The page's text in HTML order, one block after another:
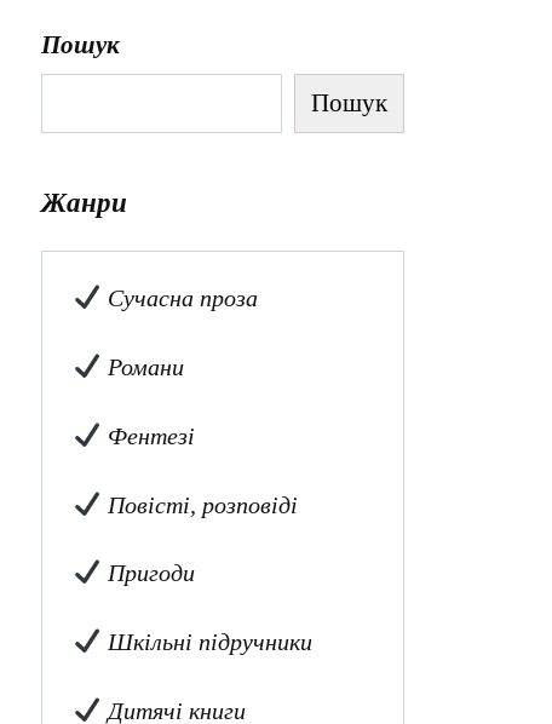
Пошук
Пошук
Жанри
Сучасна проза
Романи
Фентезі
Повісті, розповіді
Пригоди
Шкільні підручники
Дитячі книги